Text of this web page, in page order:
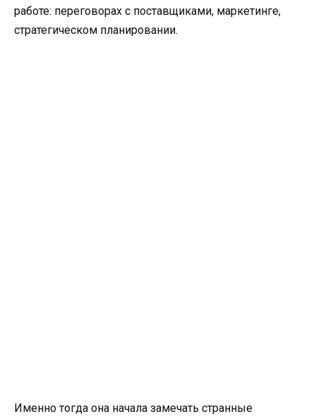
работе: переговорах с поставщиками, маркетинге,
стратегическом планировании.
Именно тогда она начала замечать странные